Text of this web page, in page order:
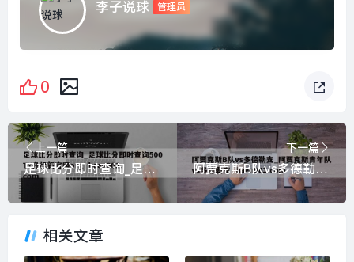
李子说球 管理员
0
上一篇
足球比分即时查询_足球比分即时查询500TY升级新官网org haen001.com
下一篇
阿贾克斯B队vs多德勒支_阿贾克斯青年队vs多德勒支 haen001.com
相关文章